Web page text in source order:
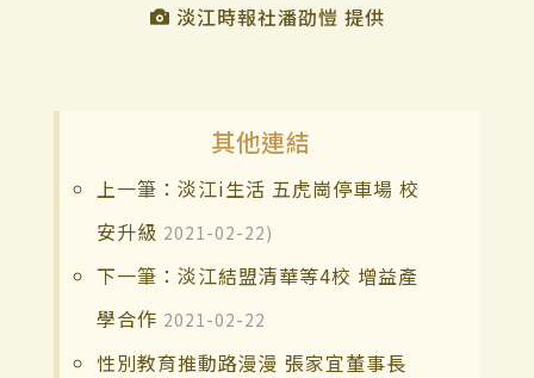
淡江時報社潘劭愷 提供
其他連結
上一筆：淡江i生活 五虎崗停車場 校
安升級 2021-02-22)
下一筆：淡江結盟清華等4校 增益產
學合作 2021-02-22
性別教育推動路漫漫 張家宜董事長